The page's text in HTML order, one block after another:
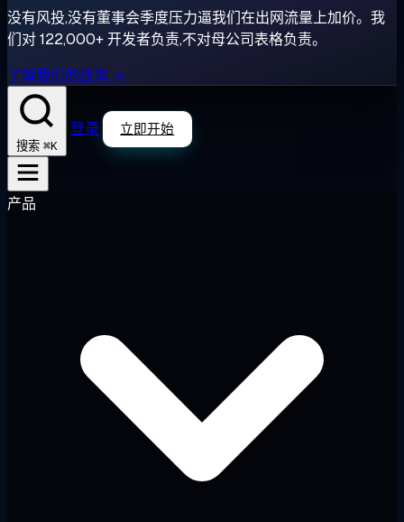
没有风投,没有董事会季度压力逼我们在出网流量上加价。我
们对 122,000+ 开发者负责,不对母公司表格负责。
了解我们的故事 →
搜索 ⌘K
登录 立即开始
产品